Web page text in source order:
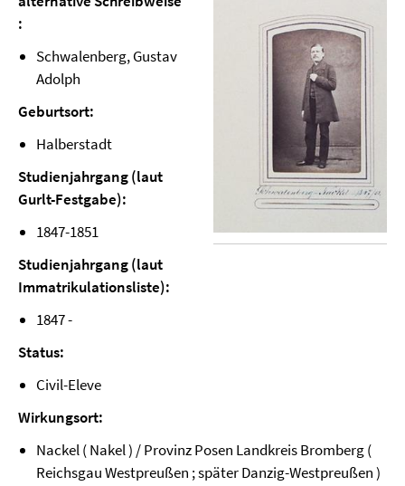
:
Schwalenberg, Gustav
Adolph
Geburtsort:
Halberstadt
Studienjahrgang (laut
Gurlt-Festgabe):
1847-1851
Studienjahrgang (laut
Immatrikulationsliste):
1847 -
Status:
Civil-Eleve
Wirkungsort:
Nackel ( Nakel ) / Provinz Posen Landkreis Bromberg (
Reichsgau Westpreußen ; später Danzig-Westpreußen )